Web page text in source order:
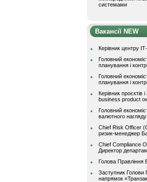
системами
Вакансії NEW
Керівник центру
Головний
планування і
Головний
планування і
Керівник проєктів
business product
Головний
валютного нагляду
Chief Risk Officer
ризик-менеджер
Chief Compliance
Директор
Голова Правління
Заступник Голови
напрямок